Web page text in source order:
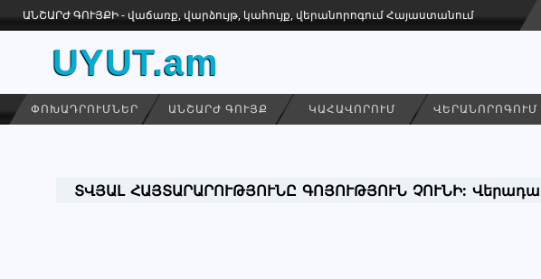
ԱՆՇԱՐԺ ԳՈՒՅՔԻ - վաճառք, վարձույթ, կահույք, վերանորոգում Հայաստանում
UYUT.am
ՓՈԽԱԴՐՈՒՄՆԵՐ ԱՆՇԱՐԺ ԳՈՒՅՔ ԿԱՀԱՎՈՐՈՒՄ ՎԵՐԱՆՈՐՈԳՈՒՄ
ՏՎՅԱԼ ՀԱՅՏԱՐԱՐՈՒԹՅՈՒՆԸ ԳՈՅՈՒԹՅՈՒՆ ՉՈՒՆԻ: